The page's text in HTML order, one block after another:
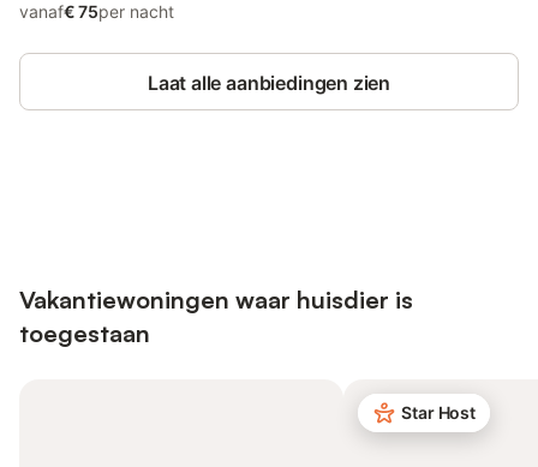
vanaf€ 75per nacht
Laat alle aanbiedingen zien
Vakantiewoningen waar huisdier is
toegestaan
Star Host